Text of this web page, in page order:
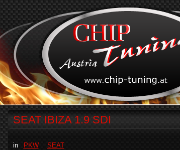
SEAT IBIZA 1.9 SDI
in PKW
SEAT